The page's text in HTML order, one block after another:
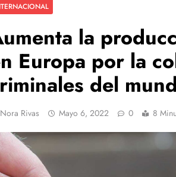
la
Europa por la
del
Nora Rivas Mayo 6, 2022 0 8
Propuesta para la
de agosto:
julio 27, 2026